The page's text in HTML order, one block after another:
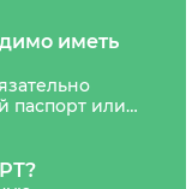
иметь
паспорт или